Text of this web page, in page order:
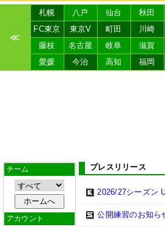
≪
札幌 八戸 仙台 秋田
FC東京
東京V 町田 川崎
藤枝
名古屋 岐阜 滋賀
愛媛
今治 高知 福岡
チーム
アカウント
プレスリリース
2026/27シーズン
公開練習のお知ら